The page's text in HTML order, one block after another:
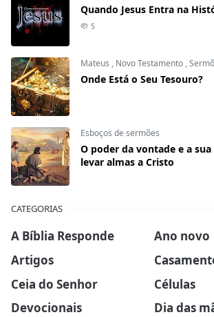
Quando Jesus Entra na
5
Mateus , Novo Testamento ,
Onde Está o Seu Tesouro?
Esboços de sermões
O poder da vontade e a
levar almas a Cristo
CATEGORIAS
A Bíblia Responde
Ano novo
Artigos
Ceia do Senhor
Células
Devocionais
Dia das